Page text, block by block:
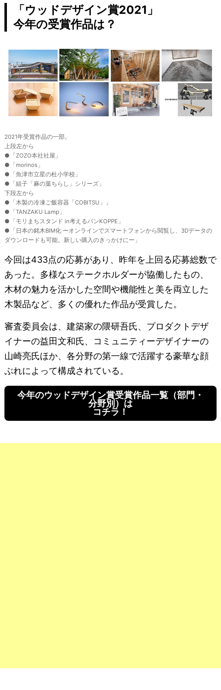
「ウッドデザイン賞2021」
今年の受賞作品は？
2021年受賞作品の一部。
上段左から
●「ZOZO本社社屋」
●「morinos」
●「魚津市立星の杜小学校」
●「組子「麻の葉ちらし」シリーズ」
下段左から
●「木製の冷凍ご飯容器「COBITSU」」
●「TANZAKU Lamp」
●「モリまちスタンド in考えるパンKOPPE」
●「日本の銘木BIM化 ーオンラインでスマートフォンから閲覧し、3Dデータの
ダウンロードも可能。新しい購入のきっかけにー」
今回は433点の応募があり、昨年を上回る応募総数で
あった。多様なステークホルダーが協働したもの、
木材の魅力を活かした空間や機能性と美を両立した
木製品など、多くの優れた作品が受賞した。
審査委員会は、建築家の隈研吾氏、プロダクトデザ
イナーの益田文和氏、コミュニティーデザイナーの
山崎亮氏ほか、各分野の第一線で活躍する豪華な顔
ぶれによって構成されている。
今年のウッドデザイン賞受賞作品一覧（部門・
分野別）は
コチラ！